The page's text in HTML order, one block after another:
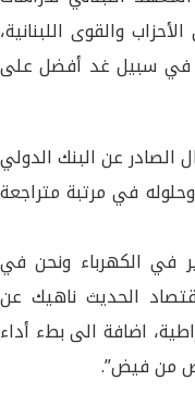
والقوى اللبنانية،
في سبيل غد أفضل على
الصادر عن البنك الدولي
في مرتبة متراجعة
في الكهرباء ونحن في
الاقتصاد الحديث ناهيك عن
اضافة الى بطء أداء
من فيض”.